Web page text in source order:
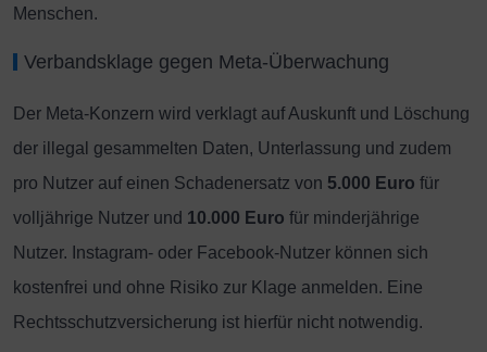
Menschen.
Verbandsklage gegen Meta-Überwachung
Der Meta-Konzern wird verklagt auf Auskunft und Löschung
der illegal gesammelten Daten, Unterlassung und zudem
pro Nutzer auf einen Schadenersatz von 5.000 Euro für
volljährige Nutzer und 10.000 Euro für minderjährige
Nutzer. Instagram- oder Facebook-Nutzer können sich
kostenfrei und ohne Risiko zur Klage anmelden. Eine
Rechtsschutzversicherung ist hierfür nicht notwendig.